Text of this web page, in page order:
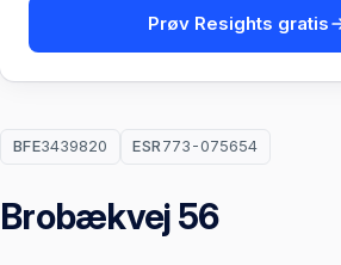
BFE3439820 ESR773-075654
Brobækvej 56
Prøv Resights gratis